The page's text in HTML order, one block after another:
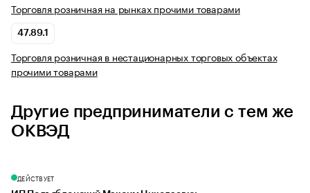
Торговля розничная на рынках прочими товарами
47.89.1
Торговля розничная в нестационарных торговых объектах
прочими товарами
Другие предприниматели с тем же
ОКВЭД
ДЕЙСТВУЕТ